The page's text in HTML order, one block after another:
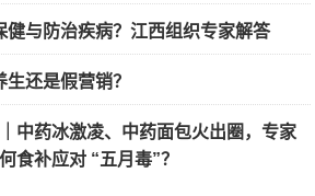
健与防治疾病？江西组织专家解答
还是假营销？
中药冰激凌、中药面包火出圈，专家
食补应对 “五月毒”？